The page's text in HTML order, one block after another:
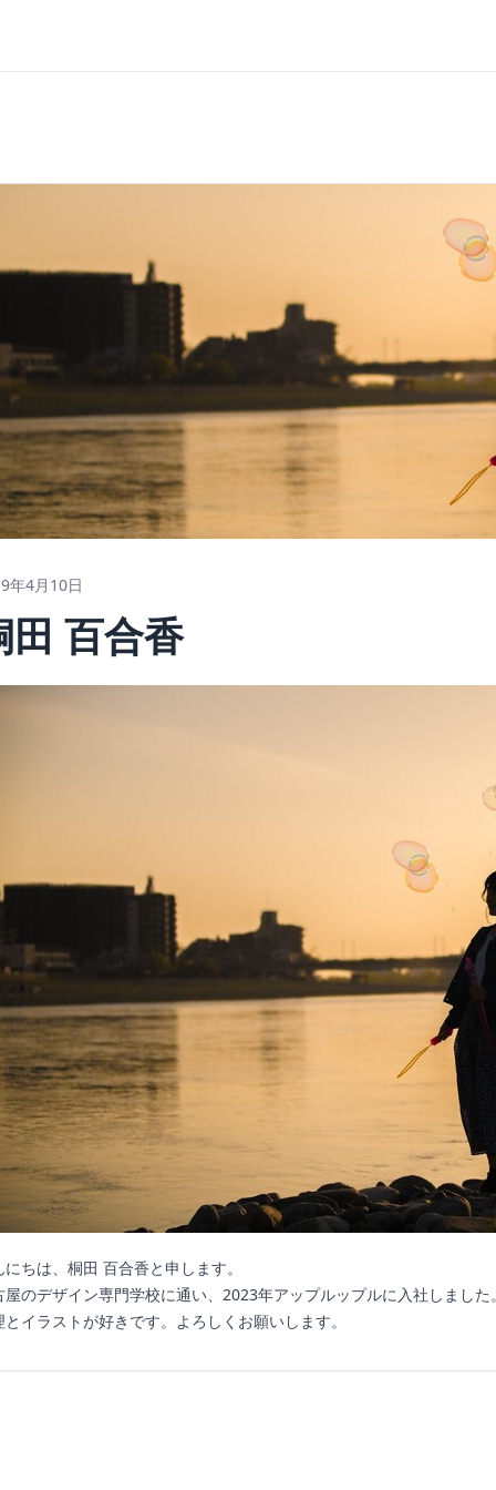
年4月10日
田 百合香
にちは、桐田 百合香と申します。
屋のデザイン専門学校に通い、2023年アップルップルに入社しました
とイラストが好きです。よろしくお願いします。